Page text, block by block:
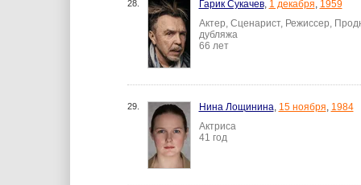
28. Гарик Сукачев, 1 декабря, 1959
Актер, Сценарист, Режиссер,
дубляжа
66 лет
29. Нина Лощинина, 15 ноября, 1984
Актриса
41 год